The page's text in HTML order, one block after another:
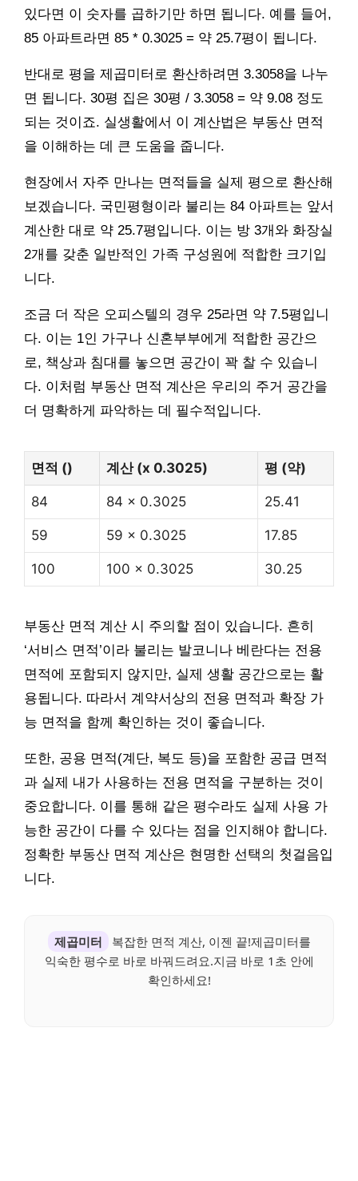
있다면 이 숫자를 곱하기만 하면 됩니다. 예를 들어,
85 아파트라면 85 * 0.3025 = 약 25.7평이 됩니다.
반대로 평을 제곱미터로 환산하려면 3.3058을 나누
면 됩니다. 30평 집은 30평 / 3.3058 = 약 9.08 정도
되는 것이죠. 실생활에서 이 계산법은 부동산 면적
을 이해하는 데 큰 도움을 줍니다.
현장에서 자주 만나는 면적들을 실제 평으로 환산해
보겠습니다. 국민평형이라 불리는 84 아파트는 앞서
계산한 대로 약 25.7평입니다. 이는 방 3개와 화장실
2개를 갖춘 일반적인 가족 구성원에 적합한 크기입
니다.
조금 더 작은 오피스텔의 경우 25라면 약 7.5평입니
다. 이는 1인 가구나 신혼부부에게 적합한 공간으
로, 책상과 침대를 놓으면 공간이 꽉 찰 수 있습니
다. 이처럼 부동산 면적 계산은 우리의 주거 공간을
더 명확하게 파악하는 데 필수적입니다.
면적 () 계산 (x 0.3025) 평 (약)
84 84 x 0.3025 25.41
59 59 x 0.3025 17.85
100 100 x 0.3025 30.25
부동산 면적 계산 시 주의할 점이 있습니다. 흔히
‘서비스 면적’이라 불리는 발코니나 베란다는 전용
면적에 포함되지 않지만, 실제 생활 공간으로는 활
용됩니다. 따라서 계약서상의 전용 면적과 확장 가
능 면적을 함께 확인하는 것이 좋습니다.
또한, 공용 면적(계단, 복도 등)을 포함한 공급 면적
과 실제 내가 사용하는 전용 면적을 구분하는 것이
중요합니다. 이를 통해 같은 평수라도 실제 사용 가
능한 공간이 다를 수 있다는 점을 인지해야 합니다.
정확한 부동산 면적 계산은 현명한 선택의 첫걸음입
니다.
제곱미터
복잡한 면적 계산, 이젠 끝!제곱미터를
익숙한 평수로 바로 바꿔드려요.지금 바로 1초 안에
확인하세요!